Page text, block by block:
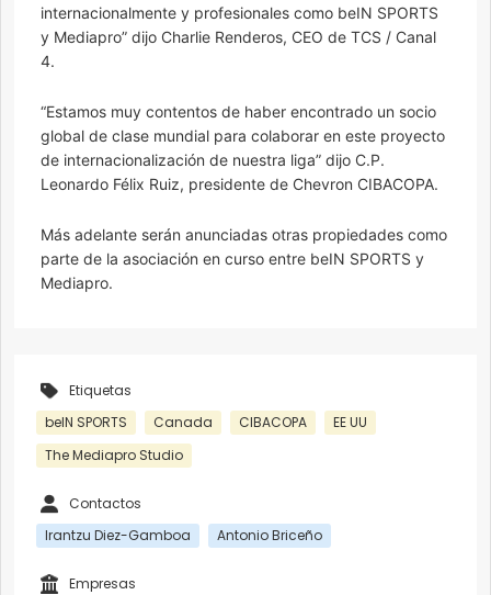
internacionalmente y profesionales como beIN SPORTS
y Mediapro” dijo Charlie Renderos, CEO de TCS / Canal
4.
“Estamos muy contentos de haber encontrado un socio
global de clase mundial para colaborar en este proyecto
de internacionalización de nuestra liga” dijo C.P.
Leonardo Félix Ruiz, presidente de Chevron CIBACOPA.
Más adelante serán anunciadas otras propiedades como
parte de la asociación en curso entre beIN SPORTS y
Mediapro.
Etiquetas
beIN SPORTS
Canada CIBACOPA
EE UU
The Mediapro Studio
Contactos
Irantzu Diez-Gamboa
Antonio Briceño
Empresas